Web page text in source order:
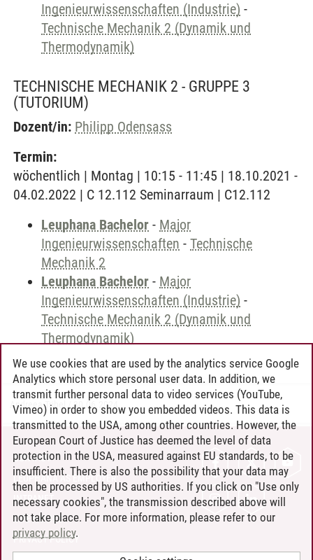
Ingenieurwissenschaften (Industrie) -
Technische Mechanik 2 (Dynamik und
Thermodynamik)
TECHNISCHE MECHANIK 2 - GRUPPE 3
(TUTORIUM)
Dozent/in: Philipp Odensass
Termin:
wöchentlich | Montag | 10:15 - 11:45 | 18.10.2021 -
04.02.2022 | C 12.112 Seminarraum | C12.112
Leuphana Bachelor - Major
Ingenieurwissenschaften - Technische
Mechanik 2
Leuphana Bachelor - Major
Ingenieurwissenschaften (Industrie) -
Technische Mechanik 2 (Dynamik und
Thermodynamik)
Andreea Tribel 30.06.2024
CONTACT
LEUPHANA AS EMPLOYER
INTRANET
SITE NOTICE
PRIVACY POLICY
We use cookies that are used by the analytics service Google
Analytics which store personal user data. In addition, we
transmit further personal data to video services (YouTube,
Vimeo) in order to show you embedded videos. This data is
transmitted to the USA, among other countries. However, the
European Court of Justice has deemed the level of data
protection in the USA, measured against EU standards, to be
insufficient. There is also the possibility that your data may
then be processed by US authorities. If you click on "Use only
necessary cookies", the transmission described above will
not take place. For more information, please refer to our
privacy policy.